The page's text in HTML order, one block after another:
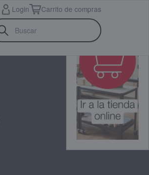
Login Carrito de compras